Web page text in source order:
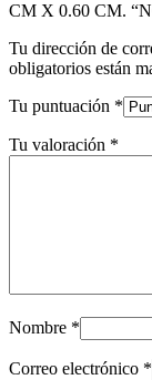
CM X 0.60 CM.
Tu dirección de
obligatorios están
Tu puntuación *
Tu valoración *
Nombre *
Correo electrónico *